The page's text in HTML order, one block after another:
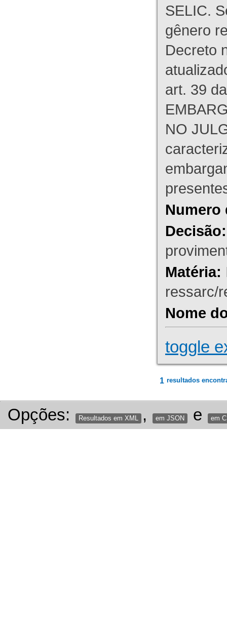
SELIC.
gênero
Decreto
art. 39
NO
Numero
Decisão:
Matéria:
ressarc/
Nome
toggle
1 resultados
Opções: Resultados em XML , em JSON e em